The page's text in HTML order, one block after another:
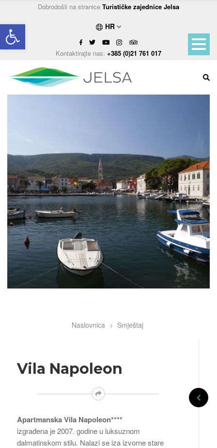
Open toolbar
Dobrodošli na stranice Turističke zajednice Jelsa
HR
Kontaktirajte nas: +385 (0)21 761 017
BreadcrumbNaslovnica Smještaj
Vila Napoleon
Apartmanska Vila Napoleon****
izgrađena je 2007. godine u luksuznom
dalmatinskom stilu. Nalazi se iza izvorne stare